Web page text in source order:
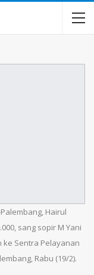
Hairul
sang sopir M Yani
ke Sentra Pelayanan
Rabu (19/2).